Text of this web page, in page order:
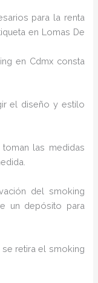
para la renta
en Lomas De
en Cdmx consta
el diseño y estilo
las medidas
del smoking
un depósito para
retira el smoking